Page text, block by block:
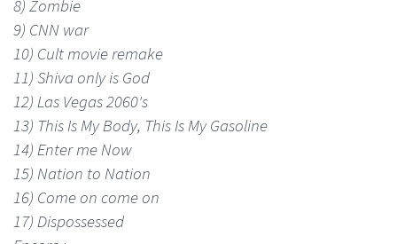
8) Zombie
9) CNN war
10) Cult movie remake
11) Shiva only is God
12) Las Vegas 2060's
13) This Is My Body, This Is My Gasoline
14) Enter me Now
15) Nation to Nation
16) Come on come on
17) Dispossessed